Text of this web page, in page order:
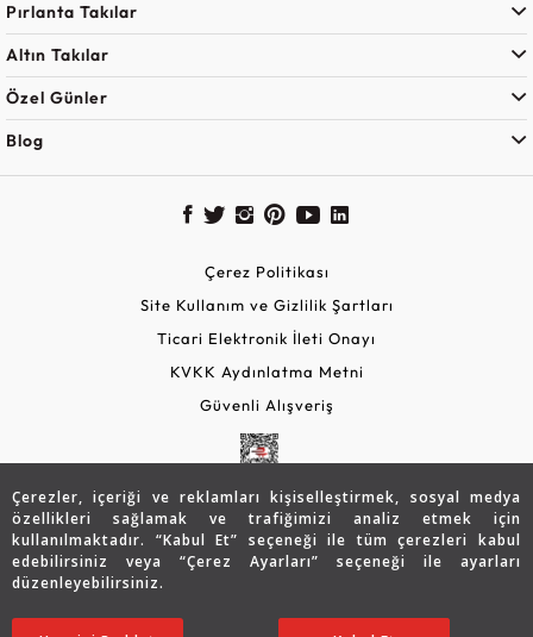
Çerezler, içeriği ve reklamları kişiselleştirmek, sosyal medya
özellikleri sağlamak ve trafiğimizi analiz etmek için
kullanılmaktadır. “Kabul Et” seçeneği ile tüm çerezleri kabul
edebilirsiniz veya “Çerez Ayarları” seçeneği ile ayarları
düzenleyebilirsiniz.
Pırlanta Takılar
Altın Takılar
Özel Günler
Blog
Çerez Politikası
Site Kullanım ve Gizlilik Şartları
Ticari Elektronik İleti Onayı
KVKK Aydınlatma Metni
Güvenli Alışveriş